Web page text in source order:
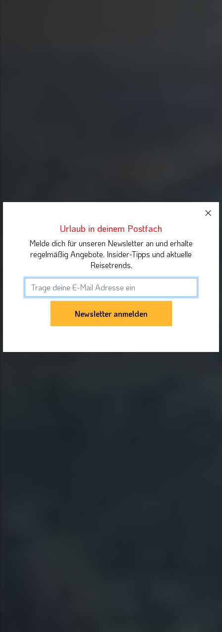
Urlaub in deinem Postfach
Melde dich für unseren Newsletter an und erhalte
regelmäßig Angebote, Insider-Tipps und aktuelle
Reisetrends.